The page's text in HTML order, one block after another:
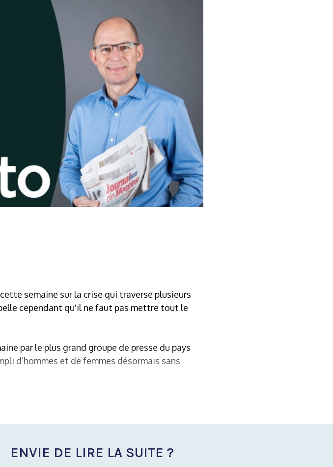
semaine sur la crise qui traverse plusieurs
cependant qu'il ne faut pas mettre tout le
par le plus grand groupe de presse du pays
d’hommes et de femmes désormais sans
ENVIE DE LIRE LA SUITE ?